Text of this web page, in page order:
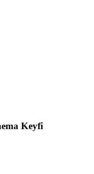
Keyfi